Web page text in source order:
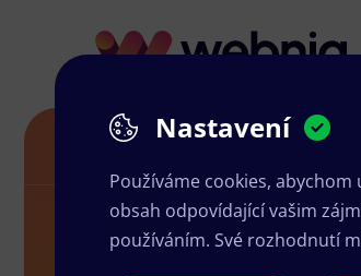
Nastavení
Používáme cookies,
obsah odpovídající vašim
používáním. Své rozhodnutí